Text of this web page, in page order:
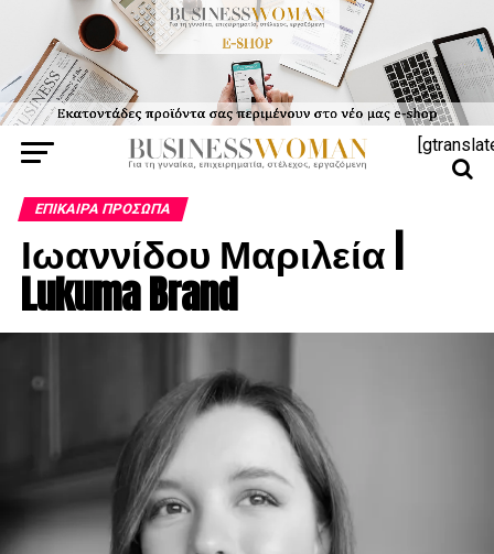
ΕΠΊΚΑΙΡΑ ΠΡΌΣΩΠΑ
Ιωαννίδου Μαριλεία |
Lukuma Brand